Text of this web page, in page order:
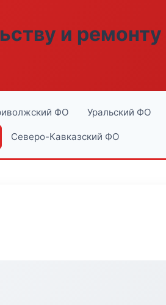
и ремонту
ФО Уральский ФО
Северо-Кавказский ФО